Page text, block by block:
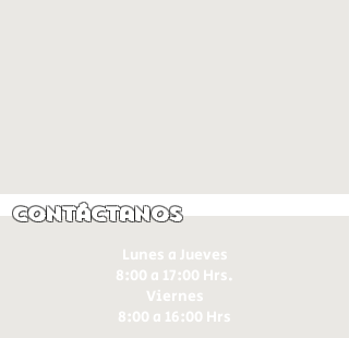
Contáctanos
Lunes a Jueves
8:00 a 17:00 Hrs.
Viernes
8:00 a 16:00 Hrs​